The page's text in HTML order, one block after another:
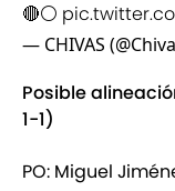
🔴⚪️
— CHIVAS
Posible
1-1)
PO: Miguel